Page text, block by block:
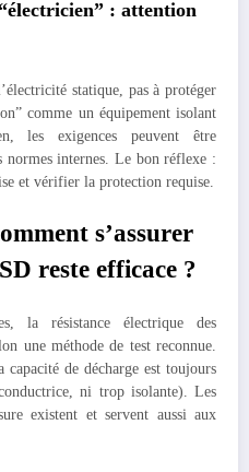
: attention
statique, pas à protéger
comme un équipement isolant
les exigences peuvent être
normes internes. Le bon réflexe :
et vérifier la protection requise.
s’assurer
reste efficace ?
la résistance électrique des
une méthode de test reconnue.
de décharge est toujours
ni trop isolante). Les
existent et servent aussi aux